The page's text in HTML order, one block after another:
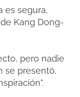
es segura,
Kang Dong-
pero nadie
se presentó,